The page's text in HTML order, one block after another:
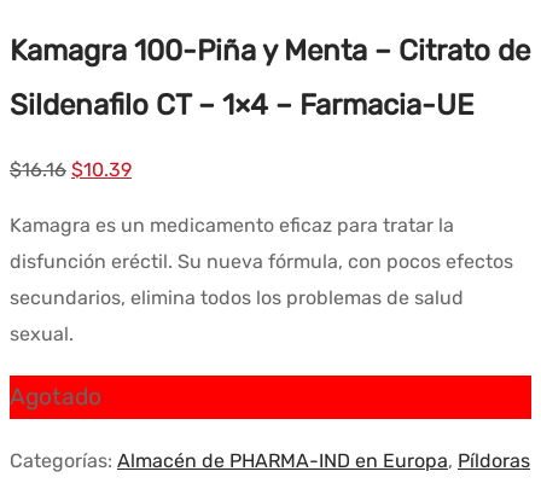
Kamagra 100-Piña y Menta – Citrato de
Sildenafilo CT – 1×4 – Farmacia-UE
$16.16 El
$16.16.
$10.39El
Kamagra es un medicamento eficaz para tratar la
disfunción eréctil. Su nueva fórmula, con pocos efectos
secundarios, elimina todos los problemas de salud
sexual.
Agotado
Categorías: Almacén de PHARMA-IND en Europa, Píldoras